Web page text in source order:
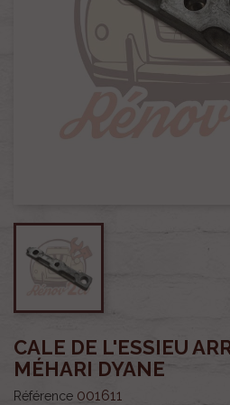
CALE DE L'ESSIEU
MÉHARI DYANE
Référence 001611